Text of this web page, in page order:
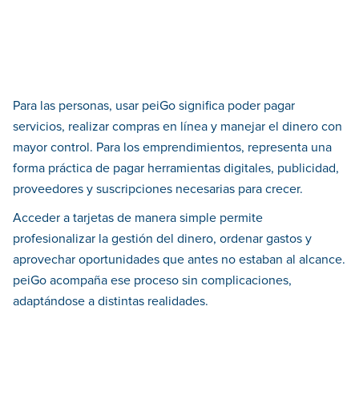
Para las personas, usar peiGo significa poder pagar
servicios, realizar compras en línea y manejar el dinero con
mayor control. Para los emprendimientos, representa una
forma práctica de pagar herramientas digitales, publicidad,
proveedores y suscripciones necesarias para crecer.
Acceder a tarjetas de manera simple permite
profesionalizar la gestión del dinero, ordenar gastos y
aprovechar oportunidades que antes no estaban al alcance.
peiGo acompaña ese proceso sin complicaciones,
adaptándose a distintas realidades.